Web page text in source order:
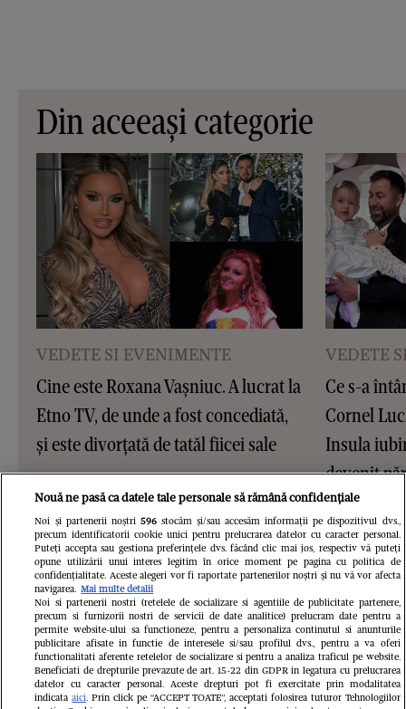
Din aceeași categorie
VEDETE SI EVENIMENTE
Cine este Roxana Vașniuc. A lucrat la
Etno TV, de unde a fost concediată,
și este divorțată de tatăl fiicei sale
VEDETE
Ce s-a
Cornel
Insula
devenit
este
Nouă ne pasă ca datele tale personale să rămână confidențiale
Noi și partenerii noștri 596stocăm și/sau accesăm informații pe dispozitivul dvs.,
precum identificatorii cookie unici pentru prelucrarea datelor cu caracter personal.
Puteți accepta sau gestiona preferințele dvs. făcând clic mai jos, respectiv vă puteți
opune utilizării unui interes legitim în orice moment pe pagina cu politica de
confidențialitate. Aceste alegeri vor fi raportate partenerilor noștri și nu vă vor afecta
navigarea. Mai multe detalii
Noi si partenerii nostri (retelele de socializare si agentiile de publicitate partenere,
precum si furnizorii nostri de servicii de date analitice) prelucram date pentru a
permite website-ului sa functioneze, pentru a personaliza continutul si anunturile
publicitare afisate in functie de interesele si/sau profilul dvs., pentru a va oferi
functionalitati aferente retelelor de socializare si pentru a analiza traficul pe website.
Beneficiati de drepturile prevazute de art. 15-22 din GDPR in legatura cu prelucrarea
datelor cu caracter personal. Aceste drepturi pot fi exercitate prin modalitatea
indicataaici. Prin click pe “ACCEPT TOATE”, acceptati folosirea tuturor Tehnologiilor